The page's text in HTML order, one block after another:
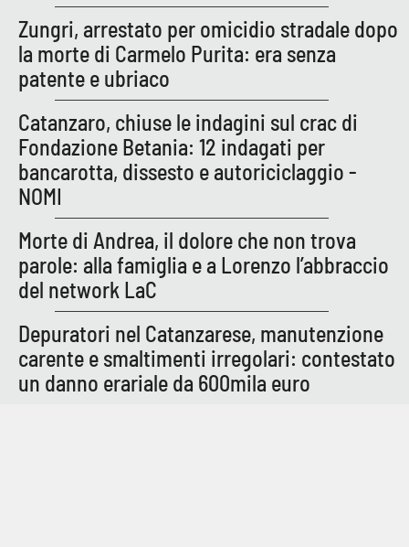
LaC TV
LaC Network
LaC OnAir
EDIZIONI
LOCALI
Catanzaro
Crotone
Vibo Valentia
Reggio Calabria
Zungri, arrestato per omicidio stradale dopo
la morte di Carmelo Purita: era senza
patente e ubriaco
Catanzaro, chiuse le indagini sul crac di
Fondazione Betania: 12 indagati per
bancarotta, dissesto e autoriciclaggio -
NOMI
Morte di Andrea, il dolore che non trova
parole: alla famiglia e a Lorenzo l’abbraccio
del network LaC
Depuratori nel Catanzarese, manutenzione
carente e smaltimenti irregolari: contestato
un danno erariale da 600mila euro